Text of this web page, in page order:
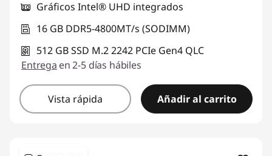
Gráficos Intel® UHD integrados
16 GB DDR5-4800MT/s (SODIMM)
512 GB SSD M.2 2242 PCIe Gen4 QLC
Entrega en 2-5 días hábiles
Vista rápida Añadir al carrito